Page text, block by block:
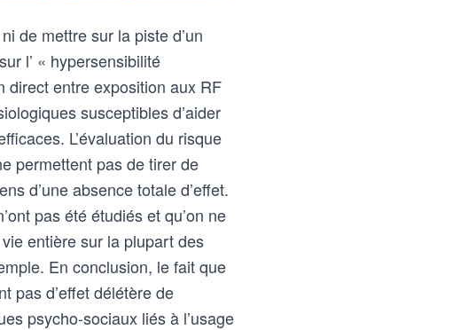
de mettre sur la piste d’un
l’ « hypersensibilité
direct entre exposition aux RF
susceptibles d’aider
L’évaluation du risque
permettent pas de tirer de
d’une absence totale d’effet.
pas été étudiés et qu’on ne
entière sur la plupart des
En conclusion, le fait que
pas d’effet délétère de
psycho-sociaux liés à l’usage